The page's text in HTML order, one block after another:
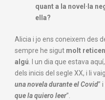
quant a la novel·la
ella?
Alicia i jo ens coneixem des
sempre he sigut molt
algú . I un dia que estava
dels inicis del segle XX, i li
una novela durante el Covid”
que la quiero leer”.